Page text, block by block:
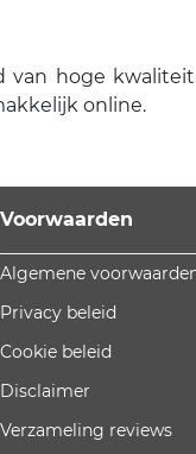
van hoge
online.
Voorwaarden
Algemene
Privacy beleid
Cookie beleid
Disclaimer
Verzameling reviews